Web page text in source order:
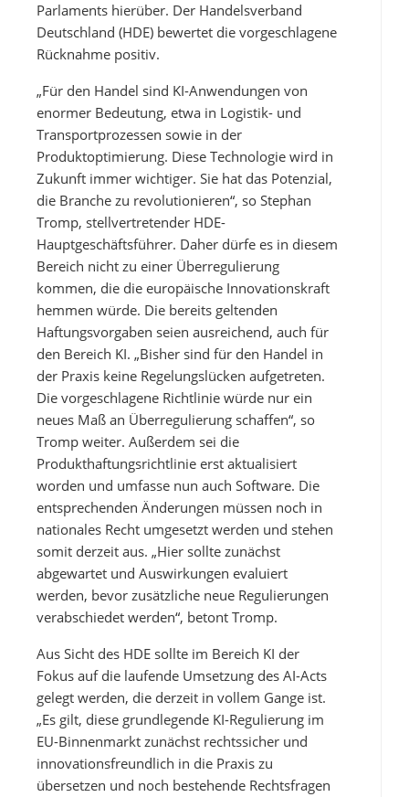
Parlaments hierüber. Der Handelsverband
Deutschland (HDE) bewertet die vorgeschlagene
Rücknahme positiv.
„Für den Handel sind KI-Anwendungen von
enormer Bedeutung, etwa in Logistik- und
Transportprozessen sowie in der
Produktoptimierung. Diese Technologie wird in
Zukunft immer wichtiger. Sie hat das Potenzial,
die Branche zu revolutionieren“, so Stephan
Tromp, stellvertretender HDE-
Hauptgeschäftsführer. Daher dürfe es in diesem
Bereich nicht zu einer Überregulierung
kommen, die die europäische Innovationskraft
hemmen würde. Die bereits geltenden
Haftungsvorgaben seien ausreichend, auch für
den Bereich KI. „Bisher sind für den Handel in
der Praxis keine Regelungslücken aufgetreten.
Die vorgeschlagene Richtlinie würde nur ein
neues Maß an Überregulierung schaffen“, so
Tromp weiter. Außerdem sei die
Produkthaftungsrichtlinie erst aktualisiert
worden und umfasse nun auch Software. Die
entsprechenden Änderungen müssen noch in
nationales Recht umgesetzt werden und stehen
somit derzeit aus. „Hier sollte zunächst
abgewartet und Auswirkungen evaluiert
werden, bevor zusätzliche neue Regulierungen
verabschiedet werden“, betont Tromp.
Aus Sicht des HDE sollte im Bereich KI der
Fokus auf die laufende Umsetzung des AI-Acts
gelegt werden, die derzeit in vollem Gange ist.
„Es gilt, diese grundlegende KI-Regulierung im
EU-Binnenmarkt zunächst rechtssicher und
innovationsfreundlich in die Praxis zu
übersetzen und noch bestehende Rechtsfragen